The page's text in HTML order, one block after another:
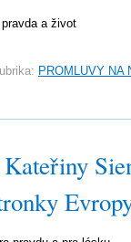
a život
PROMLUVY NA
Kateřiny